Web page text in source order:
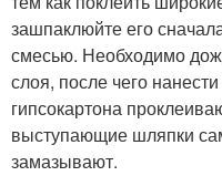
зашпаклюйте его
смесью. Необходимо
слоя, после чего
гипсокартона
выступающие шляпки
замазывают.